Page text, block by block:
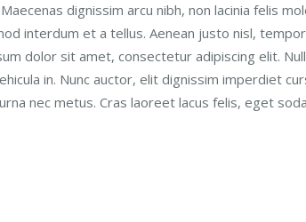
dignissim arcu nibh, non lacinia felis
interdum et a tellus. Aenean justo nisl,
dolor sit amet, consectetur adipiscing elit.
in. Nunc auctor, elit dignissim imperdiet
nec metus. Cras laoreet lacus felis, eget